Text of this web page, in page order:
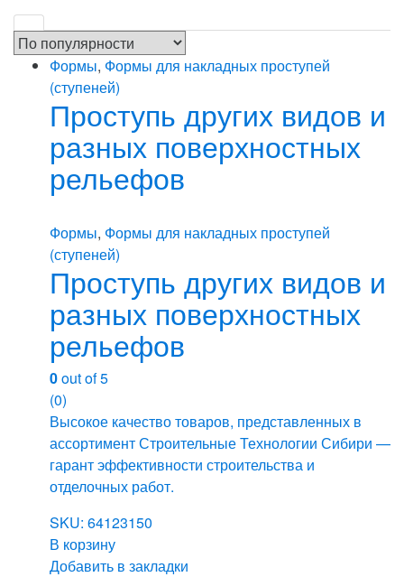
Формы, Формы для накладных проступей
(ступеней)
Проступь других видов и
разных поверхностных
рельефов
Формы, Формы для накладных проступей
(ступеней)
Проступь других видов и
разных поверхностных
рельефов
0out of 5
(0)
Высокое качество товаров, представленных в
ассортимент Строительные Технологии Сибири —
гарант эффективности строительства и
отделочных работ.
SKU: 64123150
В корзину
Добавить в закладки